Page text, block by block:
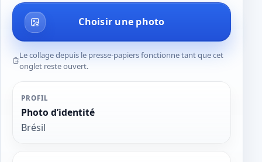
Choisir une photo
Le collage depuis le presse-papiers fonctionne tant que cet
onglet reste ouvert.
PROFIL
Photo d’identité
Brésil